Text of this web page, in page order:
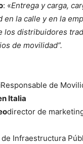
: «Entrega y carga,
en la calle y en la
los distribuidores
de movilidad”.
Responsable de
Italia
director de
Infraestructura